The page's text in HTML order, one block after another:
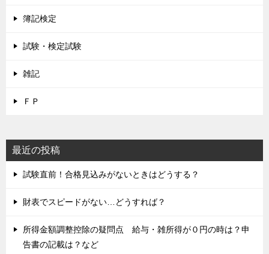
簿記検定
試験・検定試験
雑記
ＦＰ
最近の投稿
試験直前！合格見込みがないときはどうする？
財表でスピードがない…どうすれば？
所得金額調整控除の疑問点 給与・雑所得が０円の時は？申
告書の記載は？など